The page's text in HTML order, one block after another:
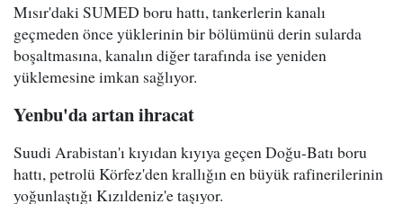
Mısır'daki SUMED boru hattı, tankerlerin kanalı
geçmeden önce yüklerinin bir bölümünü derin sularda
boşaltmasına, kanalın diğer tarafında ise yeniden
yüklemesine imkan sağlıyor.
Yenbu'da artan ihracat
Suudi Arabistan'ı kıyıdan kıyıya geçen Doğu-Batı boru
hattı, petrolü Körfez'den krallığın en büyük rafinerilerinin
yoğunlaştığı Kızıldeniz'e taşıyor.